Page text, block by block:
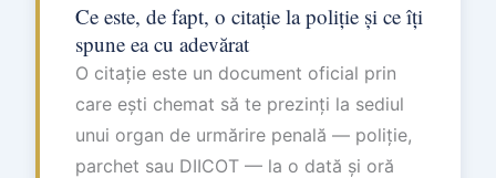
Ce este, de fapt, o citație la poliție și ce îți
spune ea cu adevărat
O citație este un document oficial prin
care ești chemat să te prezinți la sediul
unui organ de urmărire penală — poliție,
parchet sau DIICOT — la o dată și oră